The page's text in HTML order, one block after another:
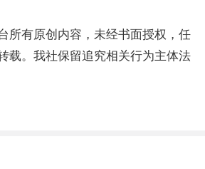
所有原创内容，未经书面授权，任
载。我社保留追究相关行为主体法